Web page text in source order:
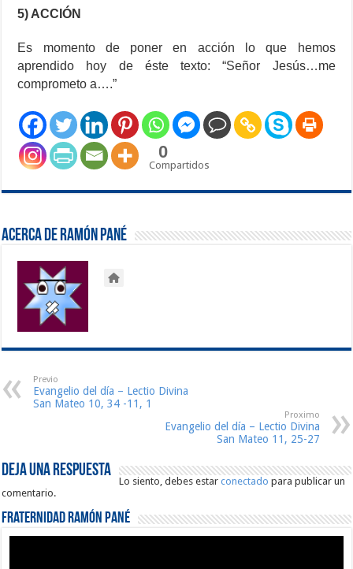
5) ACCIÓN
Es momento de poner en acción lo que hemos
aprendido hoy de éste texto: “Señor Jesús…me
comprometo a….”
0
Compartidos
Acerca de Ramón Pané
Previo
Evangelio del día – Lectio Divina
San Mateo 10, 34 -11, 1
Proximo
Evangelio del día – Lectio Divina
San Mateo 11, 25-27
Deja una respuesta
Lo siento, debes estarconectado para publicar un
comentario.
Fraternidad Ramón Pané